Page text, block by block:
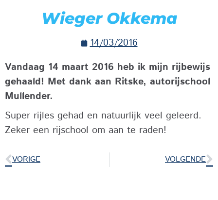
Wieger Okkema
14/03/2016
Vandaag 14 maart 2016 heb ik mijn rijbewijs
gehaald! Met dank aan Ritske, autorijschool
Mullender.
Super rijles gehad en natuurlijk veel geleerd.
Zeker een rijschool om aan te raden!
VORIGE VOLGENDE